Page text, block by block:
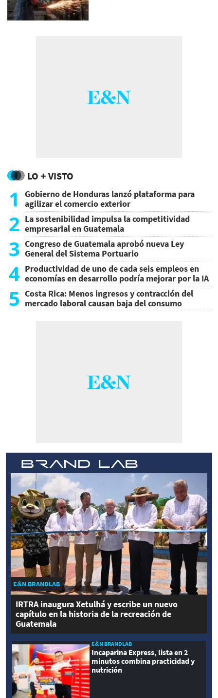
LO + VISTO
1
Gobierno de Honduras lanzó plataforma para
agilizar el comercio exterior
2 La sostenibilidad impulsa la competitividad
empresarial en Guatemala
3 Congreso de Guatemala aprobó nueva Ley
General del Sistema Portuario
4 Productividad de uno de cada seis empleos en
economías en desarrollo podría mejorar por la IA
5 Costa Rica: Menos ingresos y contracción del
mercado laboral causan baja del consumo
E&N BRANDLAB
IRTRA inaugura Xetulhá y escribe un nuevo
capítulo en la historia de la recreación de
Guatemala
E&N BRANDLAB
Incaparina Express, lista en 2
minutos combina practicidad y
nutrición